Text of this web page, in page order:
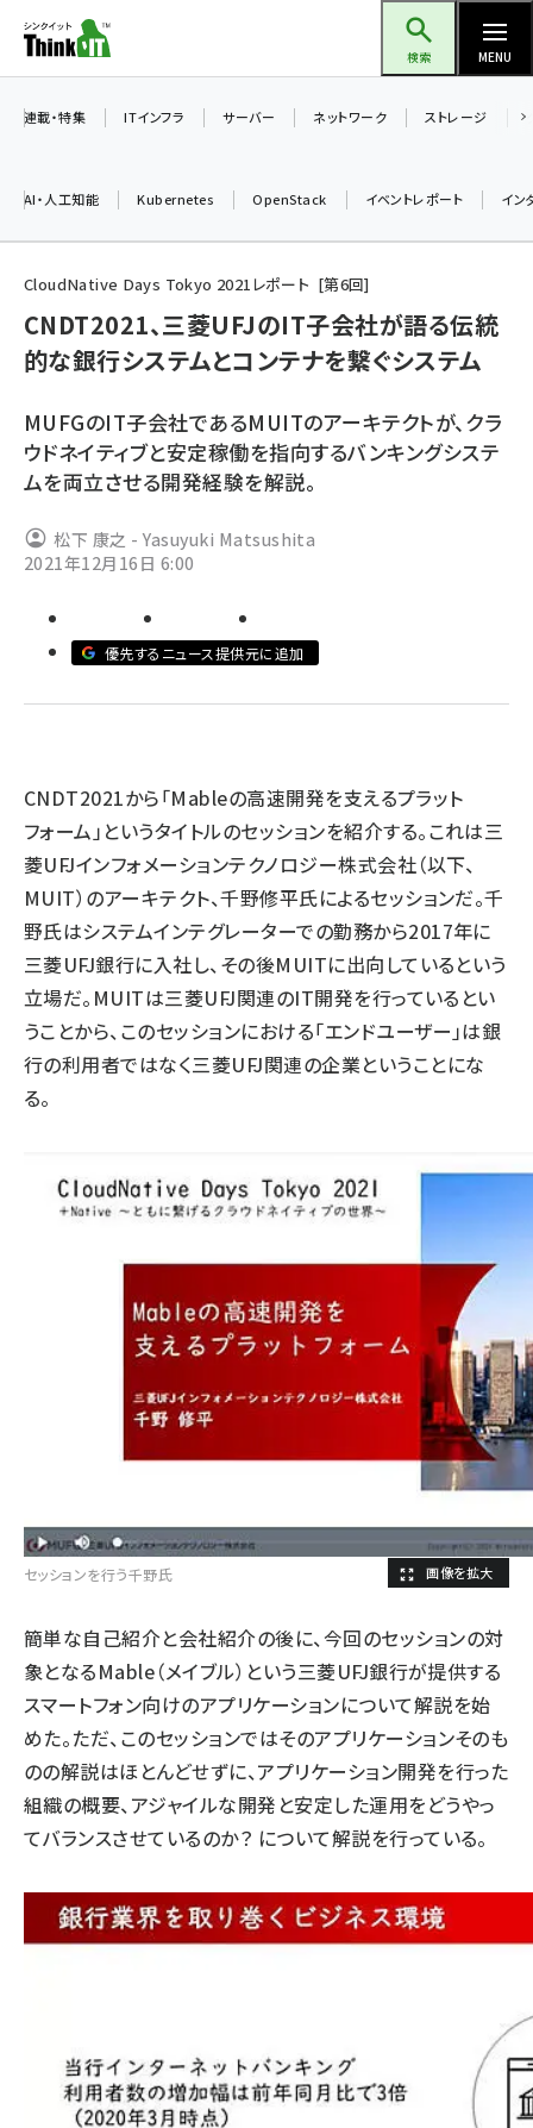
ン
ツ
検索 MENU
加藤銘のチーム貢献～仲間と築いた勝利の絆～ (2325)
iot女子会 (2290)
drupal (1963)
genai (1492)
abc123 (1367)
ai crunch (1363)
連載・特集 ITインフラ サーバー ネットワーク ストレージ
AI・人工知能 Kubernetes OpenStack イベントレポート イン
CloudNative Days Tokyo 2021レポート 第6回
CNDT2021、三菱UFJのIT子会社が語る伝統
的な銀行システムとコンテナを繋ぐシステム
MUFGのIT子会社であるMUITのアーキテクトが、クラ
ウドネイティブと安定稼働を指向するバンキングシステ
ムを両立させる開発経験を解説。
松下 康之 - Yasuyuki Matsushita
2021年12月16日 6:00
優先するニュース提供元に追加
CNDT2021から「Mableの高速開発を支えるプラット
フォーム」というタイトルのセッションを紹介する。これは三
菱UFJインフォメーションテクノロジー株式会社（以下、
MUIT）のアーキテクト、千野修平氏によるセッションだ。千
野氏はシステムインテグレーターでの勤務から2017年に
三菱UFJ銀行に入社し、その後MUITに出向しているという
立場だ。MUITは三菱UFJ関連のIT開発を行っているとい
うことから、このセッションにおける「エンドユーザー」は銀
行の利用者ではなく三菱UFJ関連の企業ということにな
る。
セッションを行う千野氏
簡単な自己紹介と会社紹介の後に、今回のセッションの対
象となるMable（メイブル）という三菱UFJ銀行が提供する
スマートフォン向けのアプリケーションについて解説を始
めた。ただ、このセッションではそのアプリケーションそのも
のの解説はほとんどせずに、アプリケーション開発を行った
組織の概要、アジャイルな開発と安定した運用をどうやっ
てバランスさせているのか？ について解説を行っている。